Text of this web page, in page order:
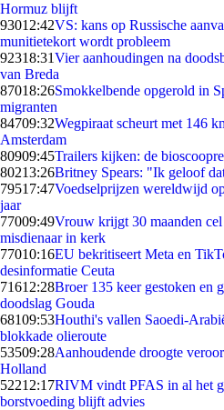
Hormuz blijft
93012:42VS: kans op Russische
munitietekort wordt probleem
92318:31Vier aanhoudingen na
van Breda
87018:26Smokkelbende opgerold in
migranten
84709:32Wegpiraat scheurt met 146
Amsterdam
80909:45Trailers kijken: de
80213:26Britney Spears: "Ik geloof
79517:47Voedselprijzen wereldwijd
jaar
77009:49Vrouw krijgt 30 maanden
misdienaar in kerk
77010:16EU bekritiseert Meta en
desinformatie Ceuta
71612:28Broer 135 keer gestoken en
doodslag Gouda
68109:53Houthi's vallen Saoedi-
blokkade olieroute
53509:28Aanhoudende droogte
Holland
52212:17RIVM vindt PFAS in al het
borstvoeding blijft advies